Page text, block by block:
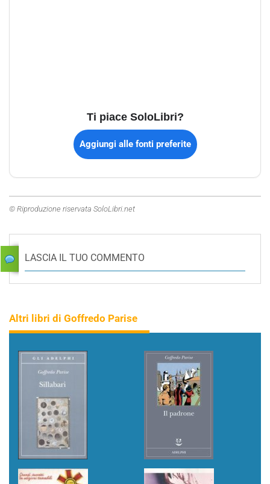
Ti piace SoloLibri?
Aggiungi alle fonti preferite
© Riproduzione riservata SoloLibri.net
LASCIA IL TUO COMMENTO
Altri libri di Goffredo Parise